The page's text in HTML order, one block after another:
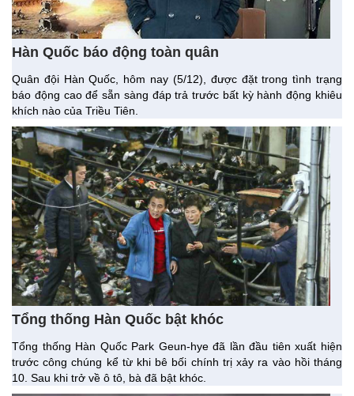
Hàn Quốc báo động toàn quân
Quân đội Hàn Quốc, hôm nay (5/12), được đặt trong tình trạng
báo động cao để sẵn sàng đáp trả trước bất kỳ hành động khiêu
khích nào của Triều Tiên.
Tổng thống Hàn Quốc bật khóc
Tổng thống Hàn Quốc Park Geun-hye đã lần đầu tiên xuất hiện
trước công chúng kể từ khi bê bối chính trị xảy ra vào hồi tháng
10. Sau khi trở về ô tô, bà đã bật khóc.